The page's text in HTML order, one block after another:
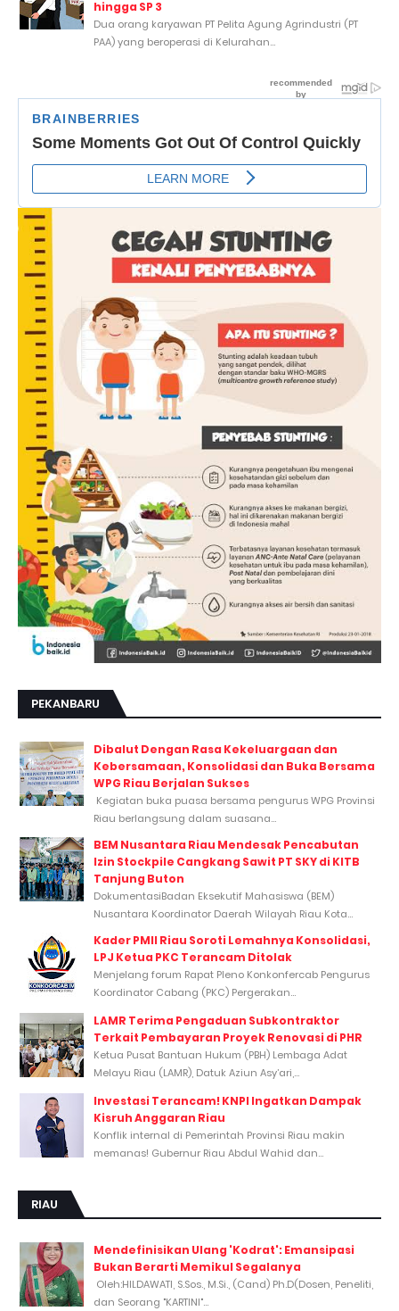
hingga SP 3
Dua orang karyawan PT Pelita Agung Agrindustri (PT
PAA) yang beroperasi di Kelurahan...
PEKANBARU
Dibalut Dengan Rasa Kekeluargaan dan
Kebersamaan, Konsolidasi dan Buka Bersama
WPG Riau Berjalan Sukses
Kegiatan buka puasa bersama pengurus WPG Provinsi
Riau berlangsung dalam suasana...
BEM Nusantara Riau Mendesak Pencabutan
Izin Stockpile Cangkang Sawit PT SKY di KITB
Tanjung Buton
DokumentasiBadan Eksekutif Mahasiswa (BEM)
Nusantara Koordinator Daerah Wilayah Riau Kota...
Kader PMII Riau Soroti Lemahnya Konsolidasi,
LPJ Ketua PKC Terancam Ditolak
Menjelang forum Rapat Pleno Konkonfercab Pengurus
Koordinator Cabang (PKC) Pergerakan...
LAMR Terima Pengaduan Subkontraktor
Terkait Pembayaran Proyek Renovasi di PHR
Ketua Pusat Bantuan Hukum (PBH) Lembaga Adat
Melayu Riau (LAMR), Datuk Aziun Asy’ari,...
Investasi Terancam! KNPI Ingatkan Dampak
Kisruh Anggaran Riau
Konflik internal di Pemerintah Provinsi Riau makin
memanas! Gubernur Riau Abdul Wahid dan...
RIAU
Mendefinisikan Ulang 'Kodrat': Emansipasi
Bukan Berarti Memikul Segalanya
Oleh:HILDAWATI, S.Sos., M.Si., (Cand) Ph.D(Dosen, Peneliti,
dan Seorang "KARTINI"...